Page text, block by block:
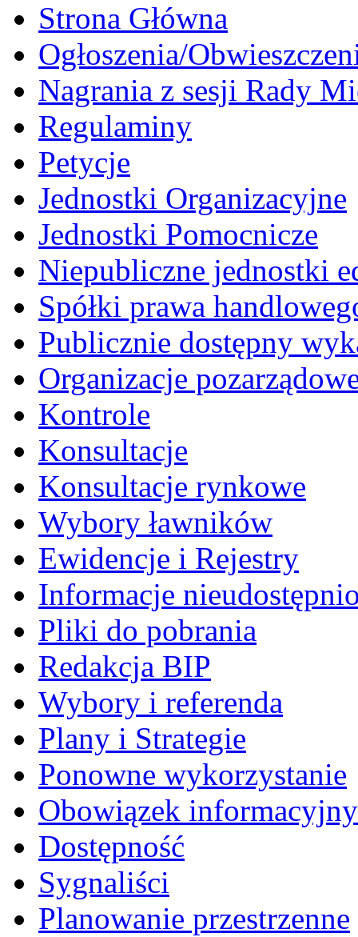
Strona Główna
Ogłoszenia/
Nagrania z sesji Rady
Regulaminy
Petycje
Jednostki Organizacyjne
Jednostki Pomocnicze
Niepubliczne jednostki
Spółki prawa
Publicznie dostępny
Organizacje
Kontrole
Konsultacje
Konsultacje rynkowe
Wybory ławników
Ewidencje i Rejestry
Informacje
Pliki do pobrania
Redakcja BIP
Wybory i referenda
Plany i Strategie
Ponowne wykorzystanie
Obowiązek informacyjny
Dostępność
Sygnaliści
Planowanie przestrzenne